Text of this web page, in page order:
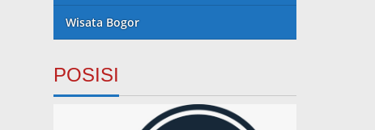
Wisata Bogor
POSISI